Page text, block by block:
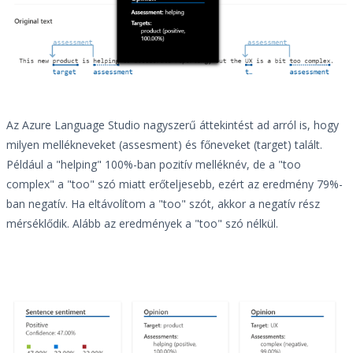
Az Azure Language Studio nagyszerű áttekintést ad arról is, hogy
milyen mellékneveket (assesment) és főneveket (target) talált.
Például a "helping" 100%-ban pozitív melléknév, de a "too
complex" a "too" szó miatt erőteljesebb, ezért az eredmény 79%-
ban negatív. Ha eltávolítom a "too" szót, akkor a negatív rész
mérséklődik. Alább az eredmények a "too" szó nélkül.